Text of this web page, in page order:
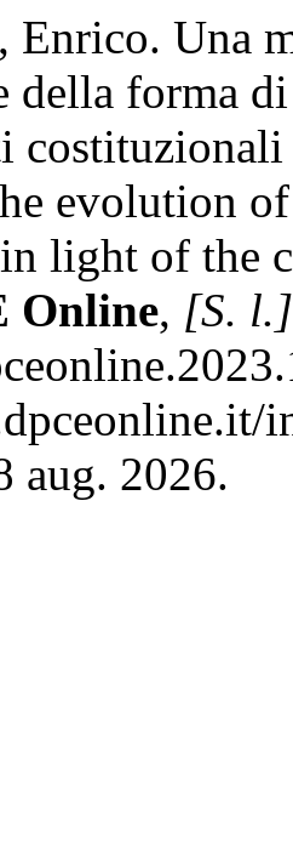
Una
della forma
evolution
light of the
Online, [S. l.]
aug. 2026.